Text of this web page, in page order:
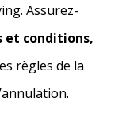
Assurez-
et conditions,
règles de la